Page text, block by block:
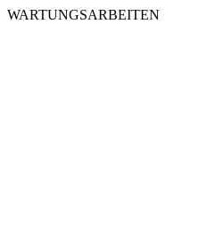
WARTUNGSARBEITEN